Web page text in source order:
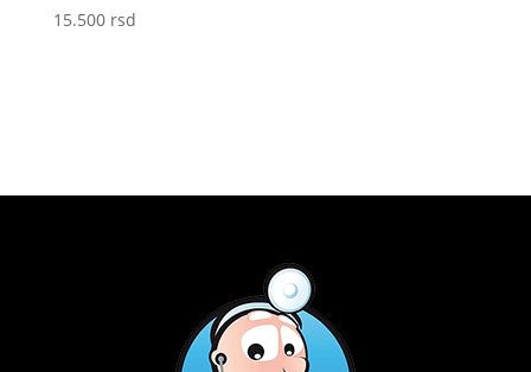
15.500 rsd